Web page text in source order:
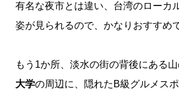
有名な夜市とは違い、台湾のローカ
姿が見られるので、かなりおすすめ
もう1か所、淡水の街の背後にある
大学の周辺に、隠れたB級グルメスポ